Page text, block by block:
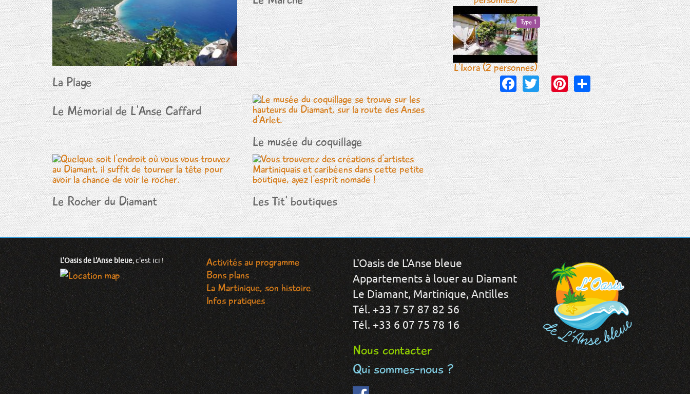
La Plage
Le Mémorial de L'Anse Caffard
Le musée du coquillage
Le Rocher du Diamant Les Tit' boutiques
Type 1
L'Ixora (2 personnes)
Facebook
TwitterPinterest
Share
L'Oasis de L'Anse bleue, c'est ici !
Activités au programme
Bons plans
La Martinique, son histoire
Infos pratiques
L'Oasis de L'Anse bleue
Appartements à louer au Diamant
Le Diamant, Martinique, Antilles
Tél. +33 7 57 87 82 56
Tél. +33 6 07 75 78 16
Nous contacter
Qui sommes-nous ?
L'Oasis de L'Anse